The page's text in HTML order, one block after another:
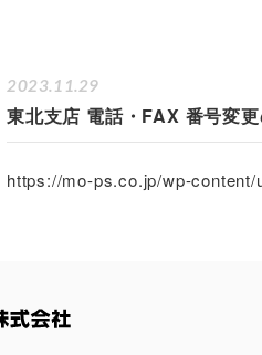
2023.11.29
東北支店 電話・FAX 番号変
https://mo-ps.co.jp/wp-